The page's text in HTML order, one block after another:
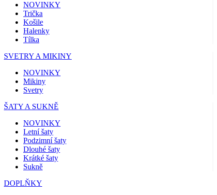
NOVINKY
Trička
Košile
Halenky
Tílka
SVETRY A MIKINY
NOVINKY
Mikiny
Svetry
ŠATY A SUKNĚ
NOVINKY
Letní šaty
Podzimní šaty
Dlouhé šaty
Krátké šaty
Sukně
DOPLŇKY